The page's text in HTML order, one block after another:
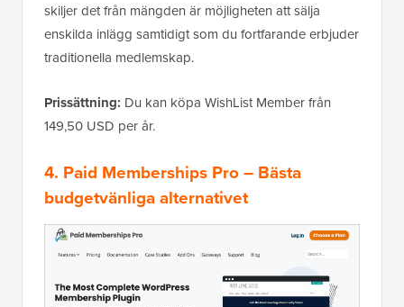
skiljer det från mängden är möjligheten att sälja
enskilda inlägg samtidigt som du fortfarande erbjuder
traditionella medlemskap.
Prissättning: Du kan köpa WishList Member från
149,50 USD per år.
4. Paid Memberships Pro– Bästa
budgetvänliga alternativet